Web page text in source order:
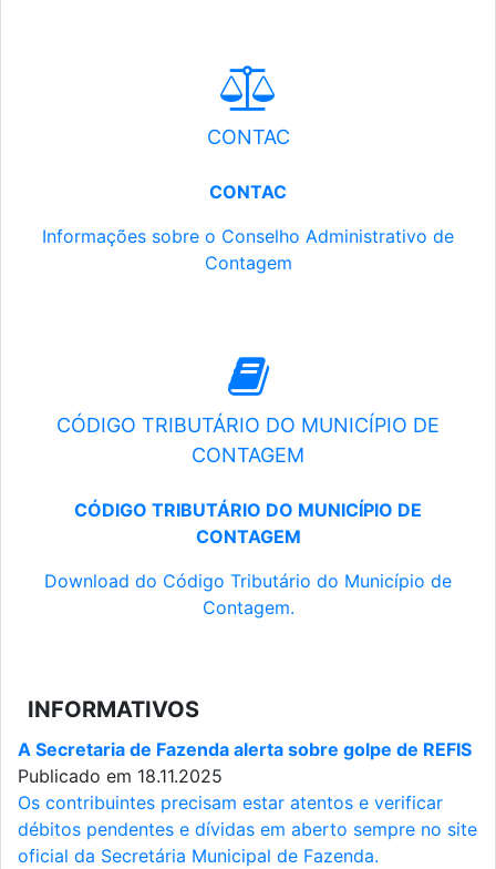
CONTAC
CONTAC
Informações sobre o Conselho Administrativo de
Contagem
CÓDIGO TRIBUTÁRIO DO MUNICÍPIO DE
CONTAGEM
CÓDIGO TRIBUTÁRIO DO MUNICÍPIO DE
CONTAGEM
Download do Código Tributário do Município de
Contagem.
INFORMATIVOS
A Secretaria de Fazenda alerta sobre golpe de REFIS
Publicado em 18.11.2025
Os contribuintes precisam estar atentos e verificar
débitos pendentes e dívidas em aberto sempre no site
oficial da Secretária Municipal de Fazenda.